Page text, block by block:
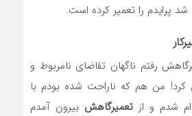
پرایدم را تعمیر کرده است.
رفتم ناگهان تقاضای نامربوط و
کرد! من هم که ناراحت شده بودم با
شدم و از تعمیرگاهش بیرون آمدم